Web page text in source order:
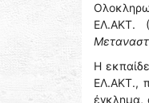
ΕΛ.ΑΚΤ.
Η
ΕΛ.ΑΚΤ.,
έγκλημα,